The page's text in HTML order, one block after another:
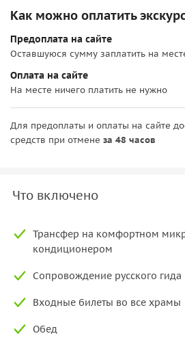
Как можно оплатить
Предоплата на сайте
Оставшуюся сумму заплатить на
Оплата на сайте
На месте ничего платить не нужно
Для предоплаты и оплаты на сайте
средств при отмене за 48 часов
Что включено
Трансфер на комфортном
кондиционером
Сопровождение русского гида
Входные билеты во все храмы
Обед